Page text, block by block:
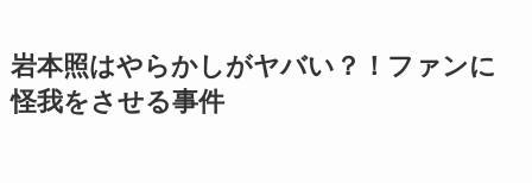
岩本照はやらかしがヤバい？！ファンに
怪我をさせる事件